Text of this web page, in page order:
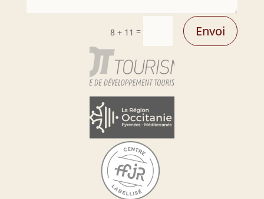
8 + 11 = Envoi